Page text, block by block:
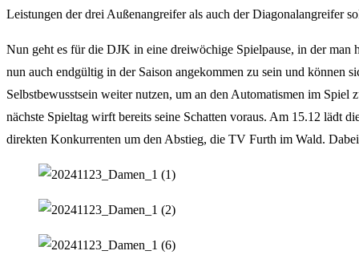
Leistungen der drei Außenangreifer als auch der Diagonalangreifer
Nun geht es für die DJK in eine dreiwöchige Spielpause, in der
nun auch endgültig in der Saison angekommen zu sein und können
Selbstbewusstsein weiter nutzen, um an den Automatismen im
nächste Spieltag wirft bereits seine Schatten voraus. Am 15.12 lädt
direkten Konkurrenten um den Abstieg, die TV Furth im Wald.